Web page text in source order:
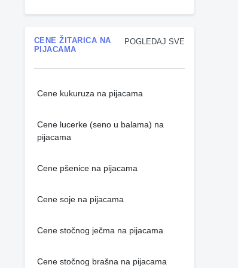
POGLEDAJ SVE
CENE ŽITARICA NA
PIJACAMA
Cene kukuruza na pijacama
Cene lucerke (seno u balama) na
pijacama
Cene pšenice na pijacama
Cene soje na pijacama
Cene stočnog ječma na pijacama
Cene stočnog brašna na pijacama